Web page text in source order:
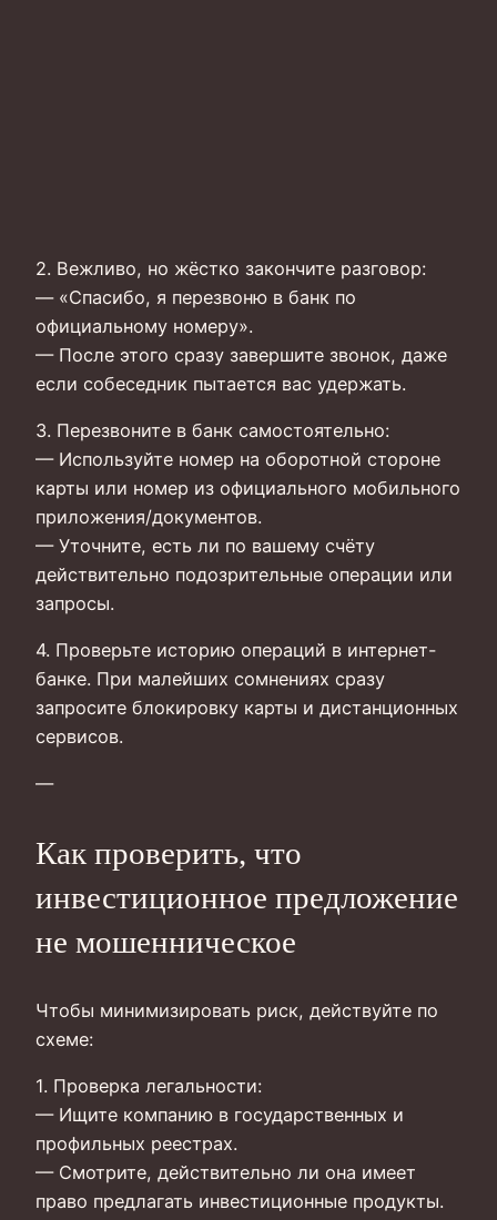
2. Вежливо, но жёстко закончите разговор:
— «Спасибо, я перезвоню в банк по
официальному номеру».
— После этого сразу завершите звонок, даже
если собеседник пытается вас удержать.
3. Перезвоните в банк самостоятельно:
— Используйте номер на оборотной стороне
карты или номер из официального мобильного
приложения/документов.
— Уточните, есть ли по вашему счёту
действительно подозрительные операции или
запросы.
4. Проверьте историю операций в интернет-
банке. При малейших сомнениях сразу
запросите блокировку карты и дистанционных
сервисов.
—
Как проверить, что
инвестиционное предложение
не мошенническое
Чтобы минимизировать риск, действуйте по
схеме:
1. Проверка легальности:
— Ищите компанию в государственных и
профильных реестрах.
— Смотрите, действительно ли она имеет
право предлагать инвестиционные продукты.